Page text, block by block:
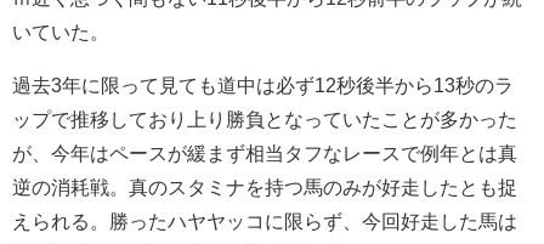
いていた。
過去3年に限って見ても道中は必ず12秒後半から13秒のラ
ップで推移しており上り勝負となっていたことが多かった
が、今年はペースが緩まず相当タフなレースで例年とは真
逆の消耗戦。真のスタミナを持つ馬のみが好走したとも捉
えられる。勝ったハヤヤッコに限らず、今回好走した馬は